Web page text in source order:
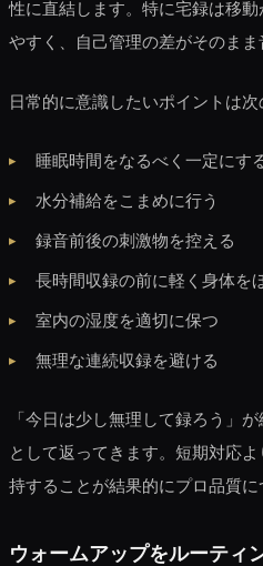
性に直結します。特に宅録は移
やすく、自己管理の差がそのまま
日常的に意識したいポイントは次
睡眠時間をなるべく一定にす
水分補給をこまめに行う
録音前後の刺激物を控える
長時間収録の前に軽く身体を
室内の湿度を適切に保つ
無理な連続収録を避ける
「今日は少し無理して録ろう」
として返ってきます。短期対応
持することが結果的にプロ品質に
ウォームアップをルーティ